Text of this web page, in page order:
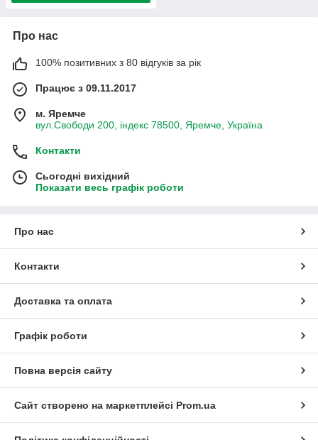
Про нас
100% позитивних з 80 відгуків за рік
Працює з 09.11.2017
м. Яремче
вул.Свободи 200, індекс 78500, Яремче, Україна
Контакти
Сьогодні вихідний
Показати весь графік роботи
Про нас
Контакти
Доставка та оплата
Графік роботи
Повна версія сайту
Сайт створено на маркетплейсі Prom.ua